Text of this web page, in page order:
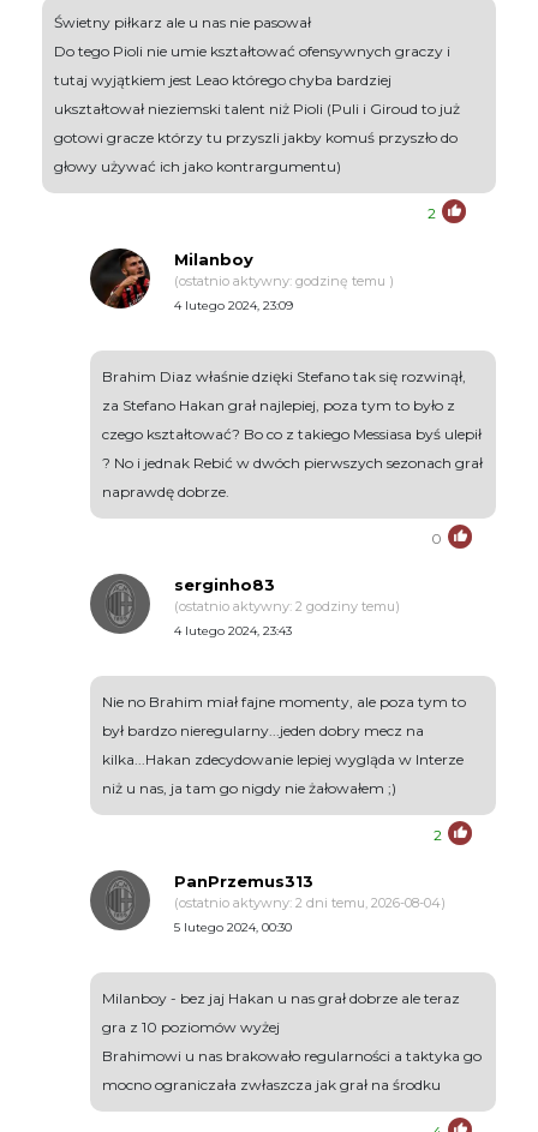
Świetny piłkarz ale u nas nie pasował
Do tego Pioli nie umie kształtować ofensywnych graczy i
tutaj wyjątkiem jest Leao którego chyba bardziej
ukształtował nieziemski talent niż Pioli (Puli i Giroud to już
gotowi gracze którzy tu przyszli jakby komuś przyszło do
głowy używać ich jako kontrargumentu)
2
Milanboy
(ostatnio aktywny: godzinę temu )
4 lutego 2024, 23:09
Brahim Diaz właśnie dzięki Stefano tak się rozwinął,
za Stefano Hakan grał najlepiej, poza tym to było z
czego kształtować? Bo co z takiego Messiasa byś ulepił
? No i jednak Rebić w dwóch pierwszych sezonach grał
naprawdę dobrze.
0
serginho83
(ostatnio aktywny: 2 godziny temu)
4 lutego 2024, 23:43
Nie no Brahim miał fajne momenty, ale poza tym to
był bardzo nieregularny...jeden dobry mecz na
kilka...Hakan zdecydowanie lepiej wygląda w Interze
niż u nas, ja tam go nigdy nie żałowałem ;)
2
PanPrzemus313
(ostatnio aktywny: 2 dni temu, 2026-08-04)
5 lutego 2024, 00:30
Milanboy - bez jaj Hakan u nas grał dobrze ale teraz
gra z 10 poziomów wyżej
Brahimowi u nas brakowało regularności a taktyka go
mocno ograniczała zwłaszcza jak grał na środku